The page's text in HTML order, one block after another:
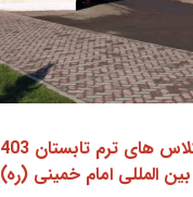
بین المللی امام خمینی (ره)